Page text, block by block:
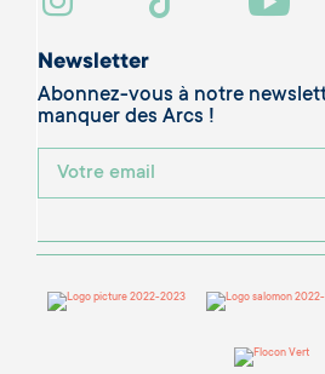
Newsletter
Abonnez-vous à notre
manquer des Arcs !